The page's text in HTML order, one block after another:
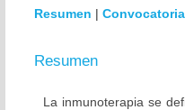
Resumen | Convocatoria
Resumen
La inmunoterapia se